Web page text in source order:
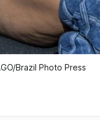
Brazil Photo Press